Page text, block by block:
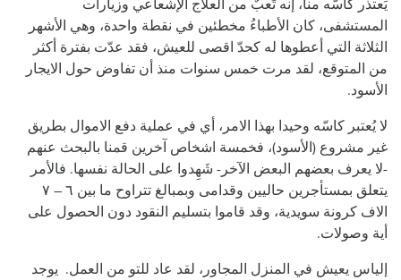
يَعتذر كاسّه منا، إنه تَعبٌ من العلاج الإشعاعي وزيارات
المستشفى، كان الأطباءُ مخطئين في نقطة واحدة، وهي الأشهر
الثلاثة التي أعطوها له كحدّ اقصى للعيش، فقد عدّت بفترة أكثر
من المتوقع، لقد مرت خمس سنوات منذ أن تفاوض حول الايجار
الأسود.
لا يُعتبر كاسّه وحيدا بهذا الامر، أي في عملية دفع الاموال بطريق
غير مشروع (الأسود)، فخمسة اشخاص آخرين قمنا بالبحث عنهم
-لا يعرف بعضهم البعض الآخر- شَهِدوا على الحالة نفسها. فالأمر
يتعلق بمستأجرين حاليين وقدامى وبمبالغ تتراوح ما بين ٦ – ٧
الاف كرونة سويدية، وقد قاموا بتسليم النقود دون الحصول على
أية وصولات.
إلياس يعيش في المنزل المجاور، لقد عاد للتو من العمل. يوجد